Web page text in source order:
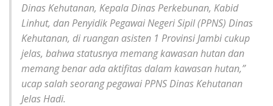
Dinas Kehutanan, Kepala Dinas Perkebunan, Kabid
Linhut, dan Penyidik Pegawai Negeri Sipil (PPNS) Dinas
Kehutanan, di ruangan asisten 1 Provinsi Jambi cukup
jelas, bahwa statusnya memang kawasan hutan dan
memang benar ada aktifitas dalam kawasan hutan,”
ucap salah seorang pegawai PPNS Dinas Kehutanan
Jelas Hadi.